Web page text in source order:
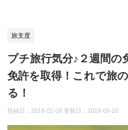
旅支度
プチ旅行気分♪２週間の
免許を取得！これで旅
る！
投稿日：2018-02-08 更新日： 2018-08-20